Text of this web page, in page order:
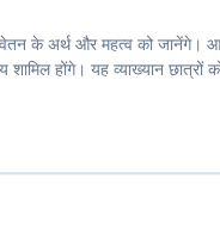
के अर्थ और महत्व को जानेंगे।
होंगे। यह व्याख्यान